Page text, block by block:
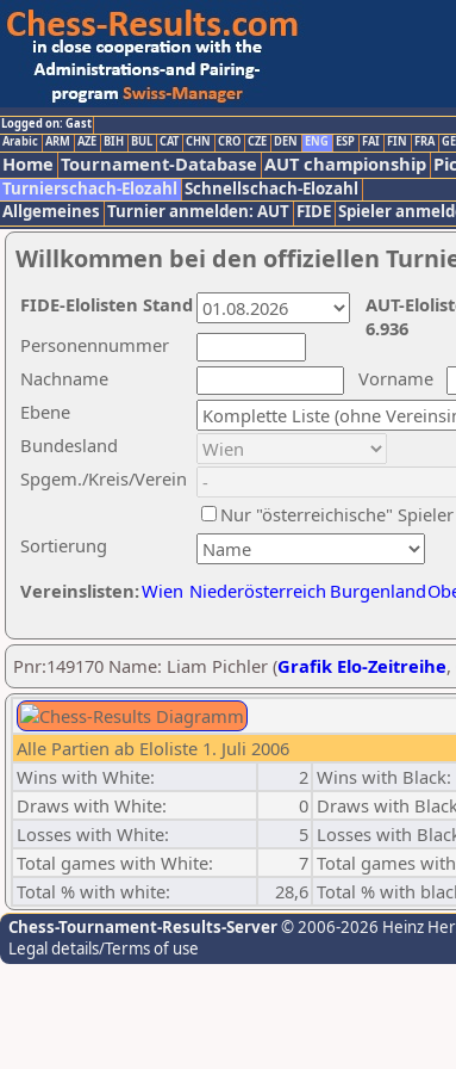
Logged on: Gast
Arabic ARM AZE BIH BUL CAT CHN CRO CZE DEN ENG ESP FAI FIN FRA
Home Tournament-Database AUT championship
Turnierschach-Elozahl Schnellschach-Elozahl
Allgemeines Turnier anmelden: AUT FIDE Spieler
Willkommen bei den offiziellen
Nachname
Vorname
Ebene
Sortierung
Personennummer
Bundesland
Spgem./Kreis/Verein
Nur "österreichische" Spieler
Vereinslisten:Wien Niederösterreich Burgenland
AUT-
6.936
FIDE-Elolisten Stand
Pnr:149170 Name: Liam Pichler (Grafik Elo-Zeitreihe,
Alle Partien ab Eloliste 1. Juli 2006
Wins with White:
2 Wins with Black:
Draws with White:
0 Draws with
Losses with White:
5 Losses with
Total games with White:
7 Total games
Total % with white:
28,6 Total % with
Chess-Tournament-Results-Server© 2006-2026 Heinz
Legal details/Terms of use